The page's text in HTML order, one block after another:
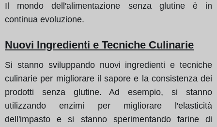
Il mondo dell'alimentazione senza glutine è in
continua evoluzione.
Nuovi Ingredienti e Tecniche Culinarie
Si stanno sviluppando nuovi ingredienti e tecniche
culinarie per migliorare il sapore e la consistenza dei
prodotti senza glutine. Ad esempio, si stanno
utilizzando enzimi per migliorare l'elasticità
dell'impasto e si stanno sperimentando farine di